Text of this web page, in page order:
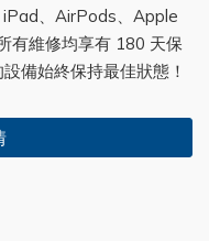
iPad、AirPods、Apple
有維修均享有 180 天保
備始終保持最佳狀態！